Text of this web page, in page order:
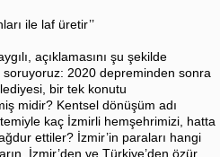
ile laf üretir’’
açıklamasını şu şekilde
soruyoruz: 2020 depreminden sonra
bir tek konutu
midir? Kentsel dönüşüm adı
kaç İzmirli hemşehrimizi, hatta
ettiler? İzmir’in paraları hangi
İzmir’den ve Türkiye’den özür